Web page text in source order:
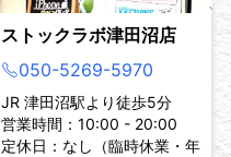
ストックラボ津田沼店
050-5269-5970
JR 津田沼駅より徒歩5分
営業時間：10:00 - 20:00
定休日：なし（臨時休業・年